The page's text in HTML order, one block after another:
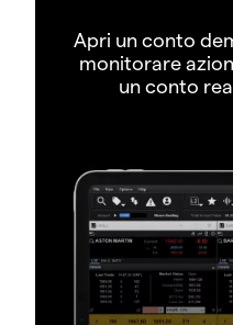
Apri un conto
monitorare
un conto